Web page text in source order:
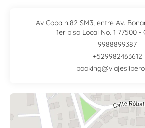
Av Coba n.82 SM3, entre Av.
1er piso Local No. 1 77500 -
9988899387
+529982463612